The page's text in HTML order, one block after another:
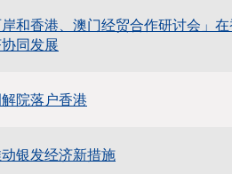
岸和香港、澳门经贸合作研讨会」
同发展
院落户香港
银发经济新措施